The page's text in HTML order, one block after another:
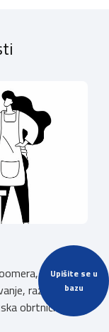
Upišite se u
bazu
koji je
razmjenu
obrtnička